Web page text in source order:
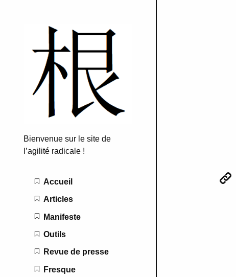
Bienvenue sur le site de
l’agilité radicale !
Main navigation
Accueil
Articles
Manifeste
Outils
Revue de presse
Fresque